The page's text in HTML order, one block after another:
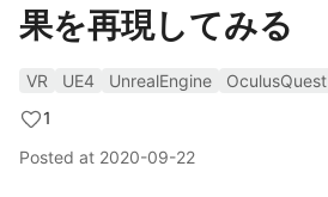
果を再現してみる
VR UE4 UnrealEngine
OculusQuest
1
Posted at 2020-09-22